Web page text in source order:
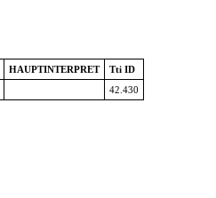
HAUPTINTERPRET
Tti ID
42.430